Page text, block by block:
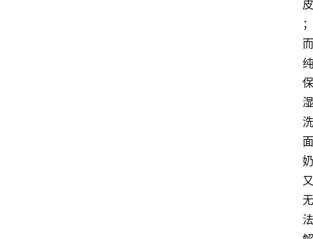
皮
；
而
纯
保
湿
洗
面
奶
又
无
法